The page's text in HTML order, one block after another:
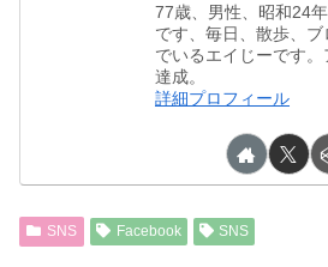
77歳、男性、昭和24
です、毎日、散歩、
でいるエイじーです
達成。
詳細プロフィール
SNS Facebook SNS